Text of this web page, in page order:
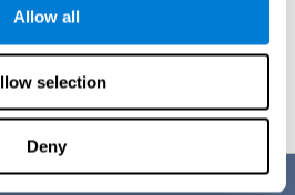
Allow all
selection
Deny
de las redes neuronales después de3